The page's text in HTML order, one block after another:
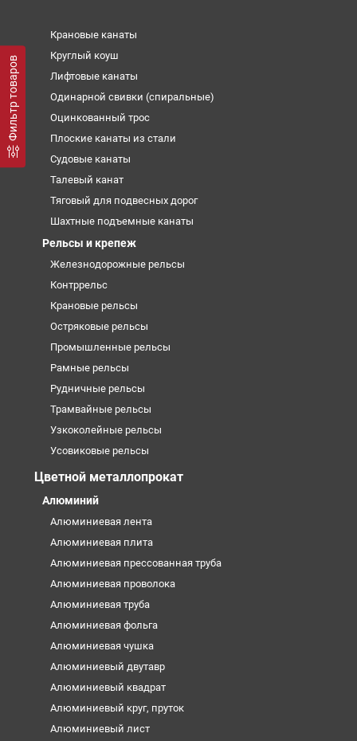
Фильтр товаров
Крановые канаты
Круглый коуш
Лифтовые канаты
Одинарной свивки (спиральные)
Оцинкованный трос
Плоские канаты из стали
Судовые канаты
Талевый канат
Тяговый для подвесных дорог
Шахтные подъемные канаты
Рельсы и крепеж
Железнодорожные рельсы
Контррельс
Крановые рельсы
Остряковые рельсы
Промышленные рельсы
Рамные рельсы
Рудничные рельсы
Трамвайные рельсы
Узкоколейные рельсы
Усовиковые рельсы
Цветной металлопрокат
Алюминий
Алюминиевая лента
Алюминиевая плита
Алюминиевая прессованная труба
Алюминиевая проволока
Алюминиевая труба
Алюминиевая фольга
Алюминиевая чушка
Алюминиевый двутавр
Алюминиевый квадрат
Алюминиевый круг, пруток
Алюминиевый лист